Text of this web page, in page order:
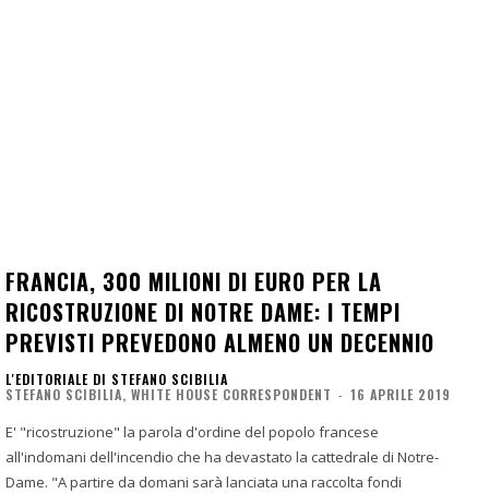
FRANCIA, 300 MILIONI DI EURO PER LA
RICOSTRUZIONE DI NOTRE DAME: I TEMPI
PREVISTI PREVEDONO ALMENO UN DECENNIO
L'EDITORIALE DI STEFANO SCIBILIA
STEFANO SCIBILIA, WHITE HOUSE CORRESPONDENT - 16 APRILE 2019
E' "ricostruzione" la parola d'ordine del popolo francese
all'indomani dell'incendio che ha devastato la cattedrale di Notre-
Dame. "A partire da domani sarà lanciata una raccolta fondi